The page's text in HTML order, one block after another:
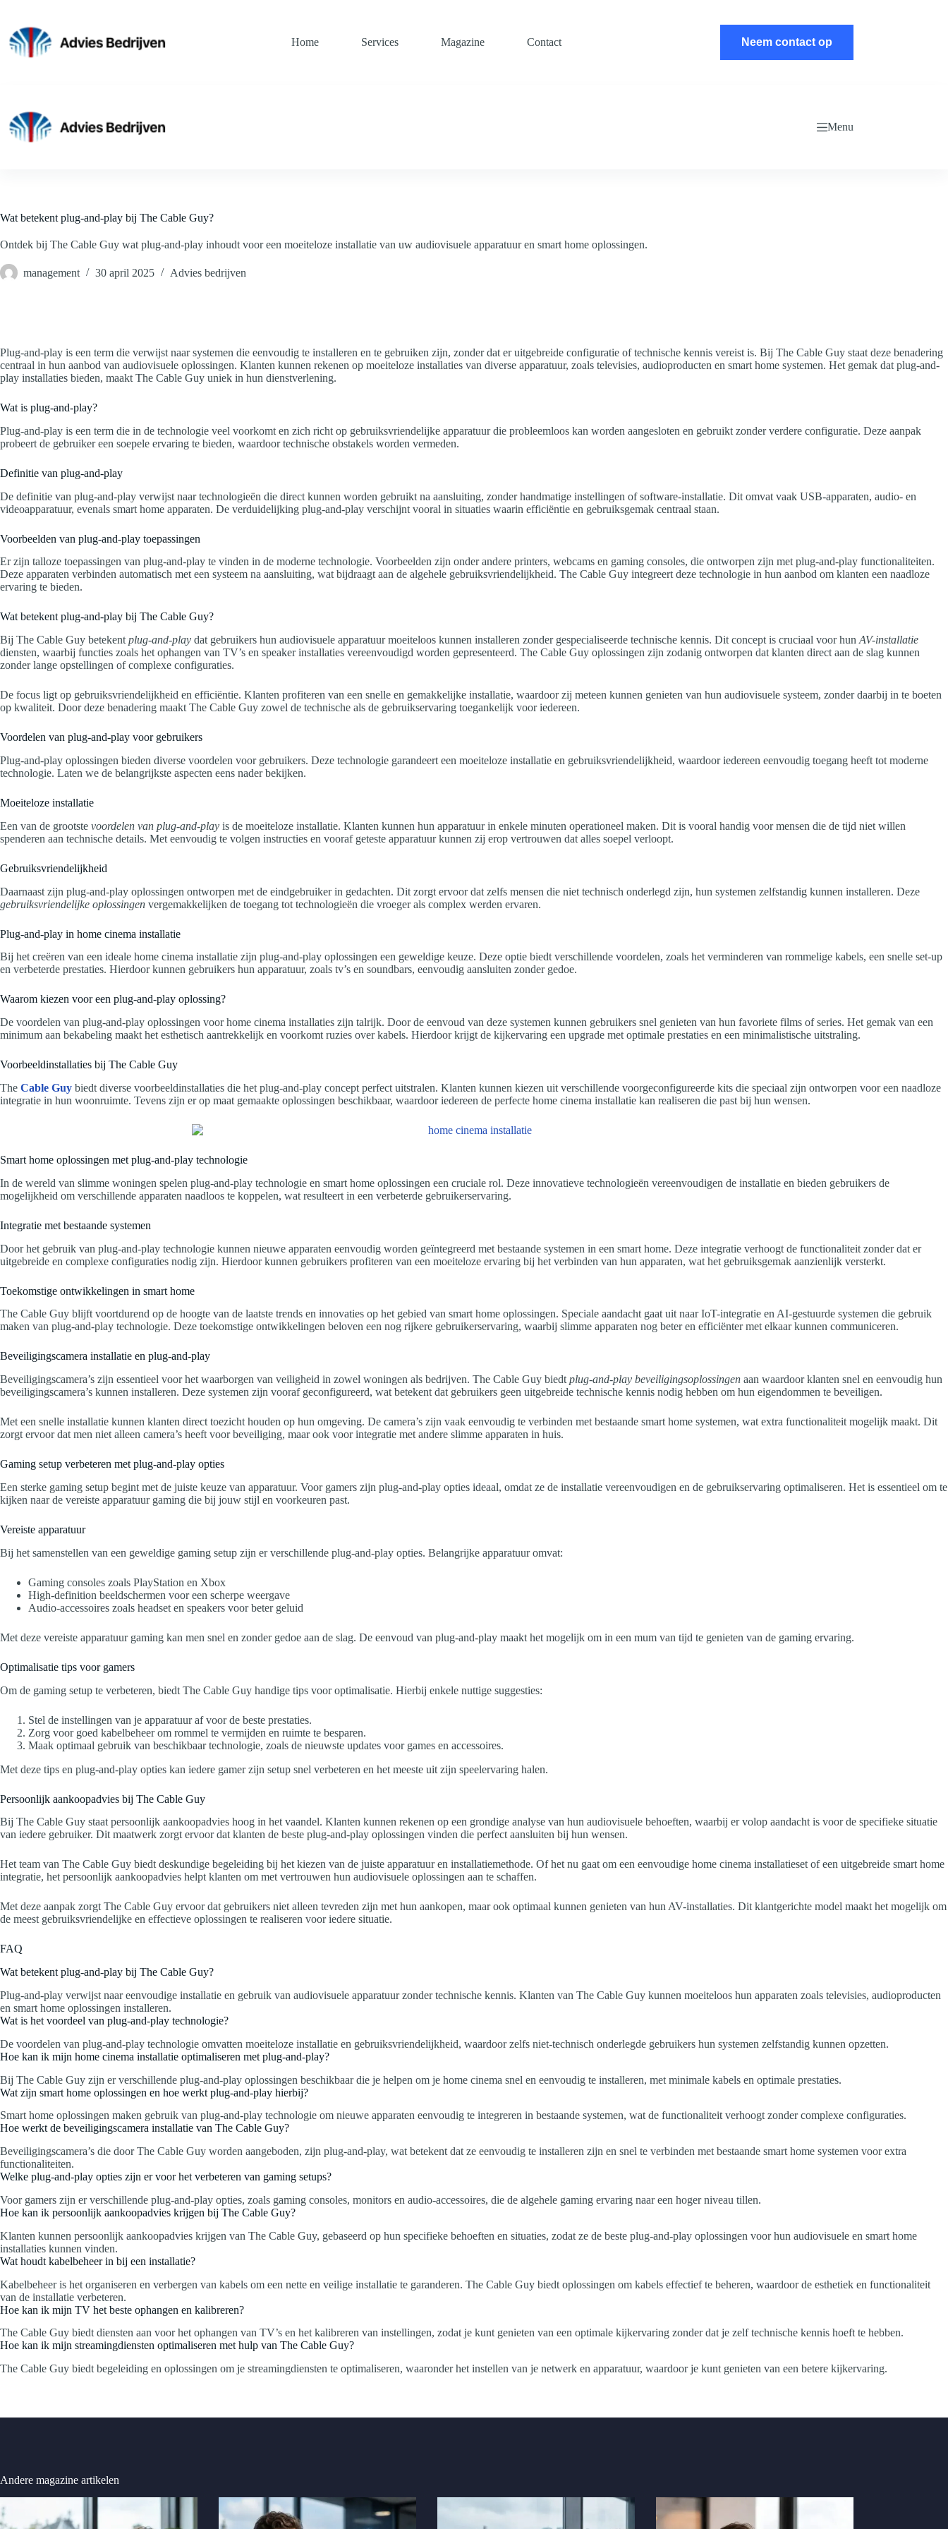
inhoud
Home Services Magazine Contact Neem contact op
Menu
Wat betekent plug-and-play bij The Cable Guy?
Ontdek bij The Cable Guy wat plug-and-play inhoudt voor een moeiteloze installatie van uw audiovisuele apparatuur en smart home oplossingen.
management 30 april 2025 Advies bedrijven
Plug-and-play is een term die verwijst naar systemen die eenvoudig te installeren en te gebruiken zijn, zonder dat er uitgebreide configuratie of technische kennis vereist is. Bij The Cable Guy staat deze benadering
centraal in hun aanbod van audiovisuele oplossingen. Klanten kunnen rekenen op moeiteloze installaties van diverse apparatuur, zoals televisies, audioproducten en smart home systemen. Het gemak dat plug-and-
play installaties bieden, maakt The Cable Guy uniek in hun dienstverlening.
Wat is plug-and-play?
Plug-and-play is een term die in de technologie veel voorkomt en zich richt op gebruiksvriendelijke apparatuur die probleemloos kan worden aangesloten en gebruikt zonder verdere configuratie. Deze aanpak
probeert de gebruiker een soepele ervaring te bieden, waardoor technische obstakels worden vermeden.
Definitie van plug-and-play
De definitie van plug-and-play verwijst naar technologieën die direct kunnen worden gebruikt na aansluiting, zonder handmatige instellingen of software-installatie. Dit omvat vaak USB-apparaten, audio- en
videoapparatuur, evenals smart home apparaten. De verduidelijking plug-and-play verschijnt vooral in situaties waarin efficiëntie en gebruiksgemak centraal staan.
Voorbeelden van plug-and-play toepassingen
Er zijn talloze toepassingen van plug-and-play te vinden in de moderne technologie. Voorbeelden zijn onder andere printers, webcams en gaming consoles, die ontworpen zijn met plug-and-play functionaliteiten.
Deze apparaten verbinden automatisch met een systeem na aansluiting, wat bijdraagt aan de algehele gebruiksvriendelijkheid. The Cable Guy integreert deze technologie in hun aanbod om klanten een naadloze
ervaring te bieden.
Wat betekent plug-and-play bij The Cable Guy?
Bij The Cable Guy betekent plug-and-play dat gebruikers hun audiovisuele apparatuur moeiteloos kunnen installeren zonder gespecialiseerde technische kennis. Dit concept is cruciaal voor hun AV-installatie
diensten, waarbij functies zoals het ophangen van TV’s en speaker installaties vereenvoudigd worden gepresenteerd. The Cable Guy oplossingen zijn zodanig ontworpen dat klanten direct aan de slag kunnen
zonder lange opstellingen of complexe configuraties.
De focus ligt op gebruiksvriendelijkheid en efficiëntie. Klanten profiteren van een snelle en gemakkelijke installatie, waardoor zij meteen kunnen genieten van hun audiovisuele systeem, zonder daarbij in te boeten
op kwaliteit. Door deze benadering maakt The Cable Guy zowel de technische als de gebruikservaring toegankelijk voor iedereen.
Voordelen van plug-and-play voor gebruikers
Plug-and-play oplossingen bieden diverse voordelen voor gebruikers. Deze technologie garandeert een moeiteloze installatie en gebruiksvriendelijkheid, waardoor iedereen eenvoudig toegang heeft tot moderne
technologie. Laten we de belangrijkste aspecten eens nader bekijken.
Moeiteloze installatie
Een van de grootste voordelen van plug-and-play is de moeiteloze installatie. Klanten kunnen hun apparatuur in enkele minuten operationeel maken. Dit is vooral handig voor mensen die de tijd niet willen
spenderen aan technische details. Met eenvoudig te volgen instructies en vooraf geteste apparatuur kunnen zij erop vertrouwen dat alles soepel verloopt.
Gebruiksvriendelijkheid
Daarnaast zijn plug-and-play oplossingen ontworpen met de eindgebruiker in gedachten. Dit zorgt ervoor dat zelfs mensen die niet technisch onderlegd zijn, hun systemen zelfstandig kunnen installeren. Deze
gebruiksvriendelijke oplossingen vergemakkelijken de toegang tot technologieën die vroeger als complex werden ervaren.
Plug-and-play in home cinema installatie
Bij het creëren van een ideale home cinema installatie zijn plug-and-play oplossingen een geweldige keuze. Deze optie biedt verschillende voordelen, zoals het verminderen van rommelige kabels, een snelle set-up
en verbeterde prestaties. Hierdoor kunnen gebruikers hun apparatuur, zoals tv’s en soundbars, eenvoudig aansluiten zonder gedoe.
Waarom kiezen voor een plug-and-play oplossing?
De voordelen van plug-and-play oplossingen voor home cinema installaties zijn talrijk. Door de eenvoud van deze systemen kunnen gebruikers snel genieten van hun favoriete films of series. Het gemak van een
minimum aan bekabeling maakt het esthetisch aantrekkelijk en voorkomt ruzies over kabels. Hierdoor krijgt de kijkervaring een upgrade met optimale prestaties en een minimalistische uitstraling.
Voorbeeldinstallaties bij The Cable Guy
The Cable Guy biedt diverse voorbeeldinstallaties die het plug-and-play concept perfect uitstralen. Klanten kunnen kiezen uit verschillende voorgeconfigureerde kits die speciaal zijn ontworpen voor een naadloze
integratie in hun woonruimte. Tevens zijn er op maat gemaakte oplossingen beschikbaar, waardoor iedereen de perfecte home cinema installatie kan realiseren die past bij hun wensen.
Smart home oplossingen met plug-and-play technologie
In de wereld van slimme woningen spelen plug-and-play technologie en smart home oplossingen een cruciale rol. Deze innovatieve technologieën vereenvoudigen de installatie en bieden gebruikers de
mogelijkheid om verschillende apparaten naadloos te koppelen, wat resulteert in een verbeterde gebruikerservaring.
Integratie met bestaande systemen
Door het gebruik van plug-and-play technologie kunnen nieuwe apparaten eenvoudig worden geïntegreerd met bestaande systemen in een smart home. Deze integratie verhoogt de functionaliteit zonder dat er
uitgebreide en complexe configuraties nodig zijn. Hierdoor kunnen gebruikers profiteren van een moeiteloze ervaring bij het verbinden van hun apparaten, wat het gebruiksgemak aanzienlijk versterkt.
Toekomstige ontwikkelingen in smart home
The Cable Guy blijft voortdurend op de hoogte van de laatste trends en innovaties op het gebied van smart home oplossingen. Speciale aandacht gaat uit naar IoT-integratie en AI-gestuurde systemen die gebruik
maken van plug-and-play technologie. Deze toekomstige ontwikkelingen beloven een nog rijkere gebruikerservaring, waarbij slimme apparaten nog beter en efficiënter met elkaar kunnen communiceren.
Beveiligingscamera installatie en plug-and-play
Beveiligingscamera’s zijn essentieel voor het waarborgen van veiligheid in zowel woningen als bedrijven. The Cable Guy biedt plug-and-play beveiligingsoplossingen aan waardoor klanten snel en eenvoudig hun
beveiligingscamera’s kunnen installeren. Deze systemen zijn vooraf geconfigureerd, wat betekent dat gebruikers geen uitgebreide technische kennis nodig hebben om hun eigendommen te beveiligen.
Met een snelle installatie kunnen klanten direct toezicht houden op hun omgeving. De camera’s zijn vaak eenvoudig te verbinden met bestaande smart home systemen, wat extra functionaliteit mogelijk maakt. Dit
zorgt ervoor dat men niet alleen camera’s heeft voor beveiliging, maar ook voor integratie met andere slimme apparaten in huis.
Gaming setup verbeteren met plug-and-play opties
Een sterke gaming setup begint met de juiste keuze van apparatuur. Voor gamers zijn plug-and-play opties ideaal, omdat ze de installatie vereenvoudigen en de gebruikservaring optimaliseren. Het is essentieel om te
kijken naar de vereiste apparatuur gaming die bij jouw stijl en voorkeuren past.
Vereiste apparatuur
Bij het samenstellen van een geweldige gaming setup zijn er verschillende plug-and-play opties. Belangrijke apparatuur omvat:
Gaming consoles zoals PlayStation en Xbox
High-definition beeldschermen voor een scherpe weergave
Audio-accessoires zoals headset en speakers voor beter geluid
Met deze vereiste apparatuur gaming kan men snel en zonder gedoe aan de slag. De eenvoud van plug-and-play maakt het mogelijk om in een mum van tijd te genieten van de gaming ervaring.
Optimalisatie tips voor gamers
Om de gaming setup te verbeteren, biedt The Cable Guy handige tips voor optimalisatie. Hierbij enkele nuttige suggesties:
Stel de instellingen van je apparatuur af voor de beste prestaties.
Zorg voor goed kabelbeheer om rommel te vermijden en ruimte te besparen.
Maak optimaal gebruik van beschikbaar technologie, zoals de nieuwste updates voor games en accessoires.
Met deze tips en plug-and-play opties kan iedere gamer zijn setup snel verbeteren en het meeste uit zijn speelervaring halen.
Persoonlijk aankoopadvies bij The Cable Guy
Bij The Cable Guy staat persoonlijk aankoopadvies hoog in het vaandel. Klanten kunnen rekenen op een grondige analyse van hun audiovisuele behoeften, waarbij er volop aandacht is voor de specifieke situatie
van iedere gebruiker. Dit maatwerk zorgt ervoor dat klanten de beste plug-and-play oplossingen vinden die perfect aansluiten bij hun wensen.
Het team van The Cable Guy biedt deskundige begeleiding bij het kiezen van de juiste apparatuur en installatiemethode. Of het nu gaat om een eenvoudige home cinema installatieset of een uitgebreide smart home
integratie, het persoonlijk aankoopadvies helpt klanten om met vertrouwen hun audiovisuele oplossingen aan te schaffen.
Met deze aanpak zorgt The Cable Guy ervoor dat gebruikers niet alleen tevreden zijn met hun aankopen, maar ook optimaal kunnen genieten van hun AV-installaties. Dit klantgerichte model maakt het mogelijk om
de meest gebruiksvriendelijke en effectieve oplossingen te realiseren voor iedere situatie.
FAQ
Wat betekent plug-and-play bij The Cable Guy?
Plug-and-play verwijst naar eenvoudige installatie en gebruik van audiovisuele apparatuur zonder technische kennis. Klanten van The Cable Guy kunnen moeiteloos hun apparaten zoals televisies, audioproducten
en smart home oplossingen installeren.
Wat is het voordeel van plug-and-play technologie?
De voordelen van plug-and-play technologie omvatten moeiteloze installatie en gebruiksvriendelijkheid, waardoor zelfs niet-technisch onderlegde gebruikers hun systemen zelfstandig kunnen opzetten.
Hoe kan ik mijn home cinema installatie optimaliseren met plug-and-play?
Bij The Cable Guy zijn er verschillende plug-and-play oplossingen beschikbaar die je helpen om je home cinema snel en eenvoudig te installeren, met minimale kabels en optimale prestaties.
Wat zijn smart home oplossingen en hoe werkt plug-and-play hierbij?
Smart home oplossingen maken gebruik van plug-and-play technologie om nieuwe apparaten eenvoudig te integreren in bestaande systemen, wat de functionaliteit verhoogt zonder complexe configuraties.
Hoe werkt de beveiligingscamera installatie van The Cable Guy?
Beveiligingscamera’s die door The Cable Guy worden aangeboden, zijn plug-and-play, wat betekent dat ze eenvoudig te installeren zijn en snel te verbinden met bestaande smart home systemen voor extra
functionaliteiten.
Welke plug-and-play opties zijn er voor het verbeteren van gaming setups?
Voor gamers zijn er verschillende plug-and-play opties, zoals gaming consoles, monitors en audio-accessoires, die de algehele gaming ervaring naar een hoger niveau tillen.
Hoe kan ik persoonlijk aankoopadvies krijgen bij The Cable Guy?
Klanten kunnen persoonlijk aankoopadvies krijgen van The Cable Guy, gebaseerd op hun specifieke behoeften en situaties, zodat ze de beste plug-and-play oplossingen voor hun audiovisuele en smart home
installaties kunnen vinden.
Wat houdt kabelbeheer in bij een installatie?
Kabelbeheer is het organiseren en verbergen van kabels om een nette en veilige installatie te garanderen. The Cable Guy biedt oplossingen om kabels effectief te beheren, waardoor de esthetiek en functionaliteit
van de installatie verbeteren.
Hoe kan ik mijn TV het beste ophangen en kalibreren?
The Cable Guy biedt diensten aan voor het ophangen van TV’s en het kalibreren van instellingen, zodat je kunt genieten van een optimale kijkervaring zonder dat je zelf technische kennis hoeft te hebben.
Hoe kan ik mijn streamingdiensten optimaliseren met hulp van The Cable Guy?
The Cable Guy biedt begeleiding en oplossingen om je streamingdiensten te optimaliseren, waaronder het instellen van je netwerk en apparatuur, waardoor je kunt genieten van een betere kijkervaring.
Andere magazine artikelen